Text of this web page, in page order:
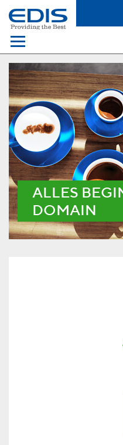
Menü
Domain names
Hosting
News
about EDIS
ALLES
DOMAIN